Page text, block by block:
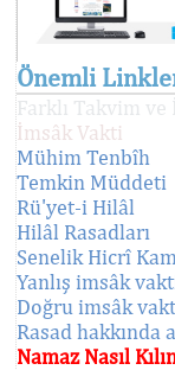
Önemli
Farklı Takvim
İmsâk Vakti
Mühim Tenbîh
Temkin Müddeti
Rü'yet-i Hilâl
Hilâl Rasadları
Senelik Hicrî
Yanlış imsâk
Doğru imsâk
Rasad hakkında
Namaz Nasıl